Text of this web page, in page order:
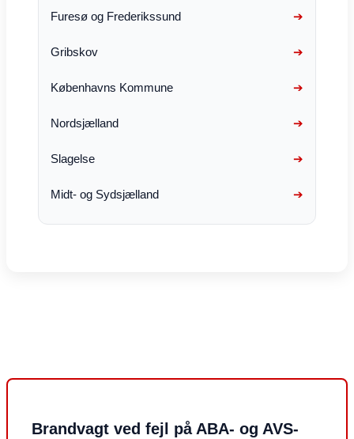
Furesø og Frederikssund
Gribskov
Københavns Kommune
Nordsjælland
Slagelse
Midt- og Sydsjælland
Brandvagt ved fejl på ABA- og AVS-